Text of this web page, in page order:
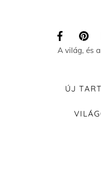
A világ, és
ÚJ